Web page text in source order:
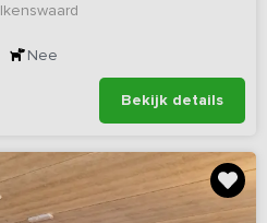
Nee
Bekijk details